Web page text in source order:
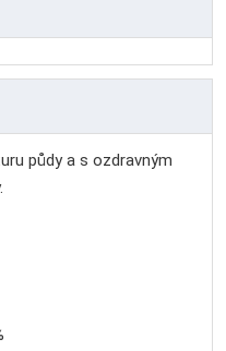
půdy a s ozdravným